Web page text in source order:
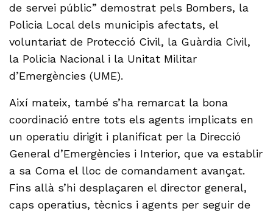
de servei públic” demostrat pels Bombers, la
Policia Local dels municipis afectats, el
voluntariat de Protecció Civil, la Guàrdia Civil,
la Policia Nacional i la Unitat Militar
d’Emergències (UME).
Així mateix, també s’ha remarcat la bona
coordinació entre tots els agents implicats en
un operatiu dirigit i planificat per la Direcció
General d’Emergències i Interior, que va establir
a sa Coma el lloc de comandament avançat.
Fins allà s’hi desplaçaren el director general,
caps operatius, tècnics i agents per seguir de